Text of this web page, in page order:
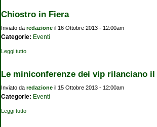
Chiostro in Fiera
Inviato da redazione il 16 Ottobre 2013 - 12:00am
Categorie: Eventi
Leggi tutto
Le miniconferenze dei vip rilanciano
Inviato da redazione il 15 Ottobre 2013 - 12:00am
Categorie: Eventi
Leggi tutto